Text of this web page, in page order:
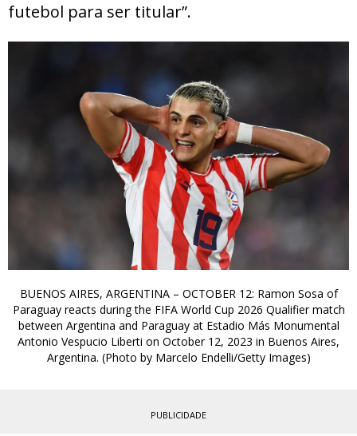
futebol para ser titular”.
BUENOS AIRES, ARGENTINA – OCTOBER 12: Ramon Sosa of
Paraguay reacts during the FIFA World Cup 2026 Qualifier match
between Argentina and Paraguay at Estadio Más Monumental
Antonio Vespucio Liberti on October 12, 2023 in Buenos Aires,
Argentina. (Photo by Marcelo Endelli/Getty Images)
PUBLICIDADE